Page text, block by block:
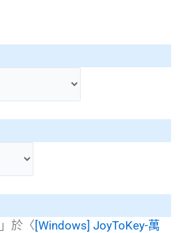
」於〈[Windows] JoyToKey-萬